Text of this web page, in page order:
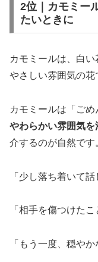
2位｜カモミー
たいときに
カモミールは、白い
やさしい雰囲気の花
カモミールは「ごめ
やわらかい雰囲気
介するのが自然です
「少し落ち着いて話
「相手を傷つけた
「もう一度、穏や